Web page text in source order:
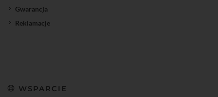
Gwarancja
Reklamacje
WSPARCIE